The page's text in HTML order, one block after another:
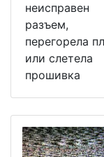
неисправен
разъем,
перегорела
или слетела
прошивка